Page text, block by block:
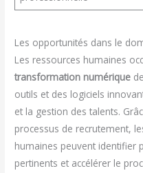
Les opportunités dans le
Les ressources humaines
transformation numérique
outils et des logiciels
et la gestion des talents.
processus de recrutement,
humaines peuvent identifier
pertinents et accélérer le